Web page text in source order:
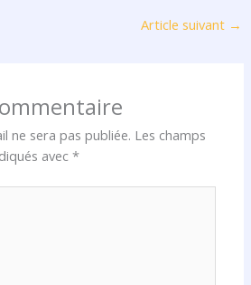
Article suivant →
ne sera pas publiée. Les champs
avec*